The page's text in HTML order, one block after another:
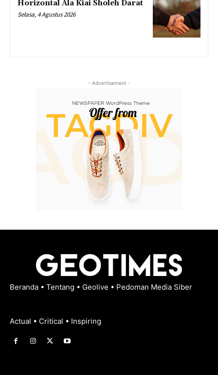
Horizontal Ala Kiai Sholeh Darat
Selasa, 4 Agustus 2026
- Advertisement -
Beranda • Tentang • Geolive • Pedoman Media Siber
Actual • Critical • Inspiring